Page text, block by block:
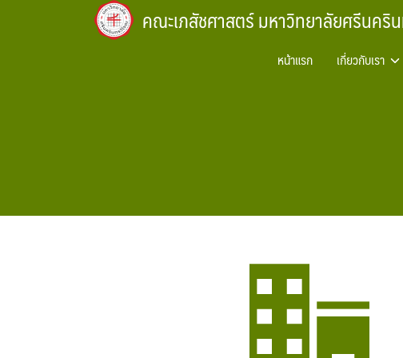
คณะเภสัชศาสตร์ มหาวิทยาลัยศรีนคริ
หน้าแรก เกี่ยวกับเรา